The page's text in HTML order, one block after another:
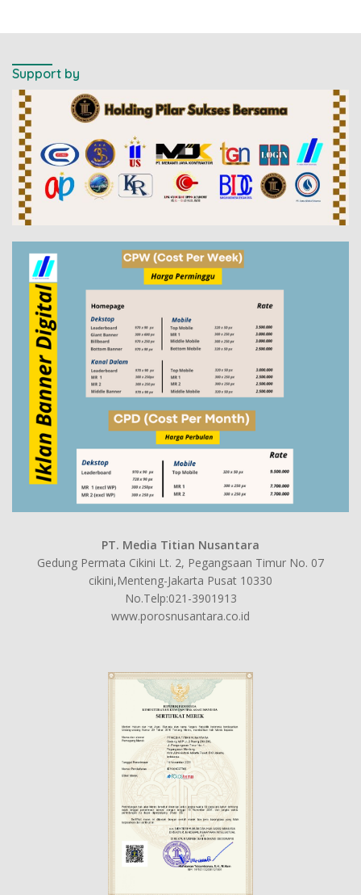
Support by
PT. Media Titian Nusantara
Gedung Permata Cikini Lt. 2, Pegangsaan Timur No. 07
cikini,Menteng-Jakarta Pusat 10330
No.Telp:021-3901913
www.porosnusantara.co.id